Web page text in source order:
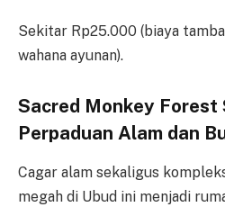
Sekitar Rp25.000 (biaya
wahana ayunan).
Sacred Monkey Forest
Perpaduan Alam dan
Cagar alam sekaligus
megah di Ubud ini menjadi